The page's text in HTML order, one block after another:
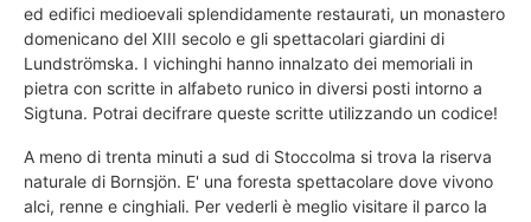
ed edifici medioevali splendidamente restaurati, un monastero
domenicano del XIII secolo e gli spettacolari giardini di
Lundströmska. I vichinghi hanno innalzato dei memoriali in
pietra con scritte in alfabeto runico in diversi posti intorno a
Sigtuna. Potrai decifrare queste scritte utilizzando un codice!
A meno di trenta minuti a sud di Stoccolma si trova la riserva
naturale di Bornsjön. E' una foresta spettacolare dove vivono
alci, renne e cinghiali. Per vederli è meglio visitare il parco la